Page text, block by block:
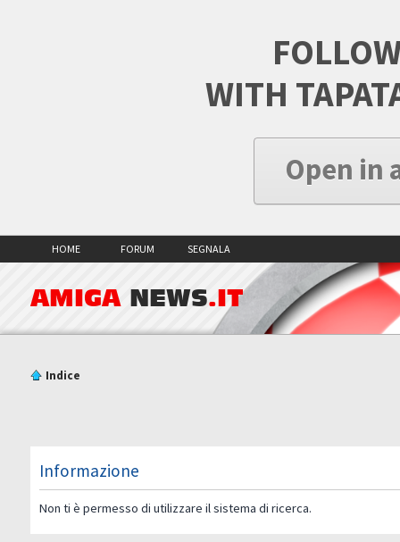
WITH
Open in
HOME FORUM SEGNALA
AMIGA NEWS.IT
Indice
Informazione
Non ti è permesso di utilizzare il sistema di ricerca.